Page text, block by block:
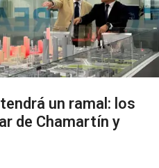
un ramal: los
de Chamartín y